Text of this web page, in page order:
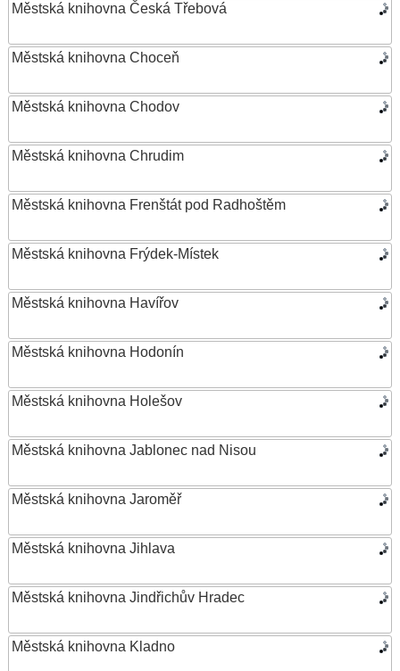
Městská knihovna Česká Třebová
Městská knihovna Choceň
Městská knihovna Chodov
Městská knihovna Chrudim
Městská knihovna Frenštát pod Radhoštěm
Městská knihovna Frýdek-Místek
Městská knihovna Havířov
Městská knihovna Hodonín
Městská knihovna Holešov
Městská knihovna Jablonec nad Nisou
Městská knihovna Jaroměř
Městská knihovna Jihlava
Městská knihovna Jindřichův Hradec
Městská knihovna Kladno